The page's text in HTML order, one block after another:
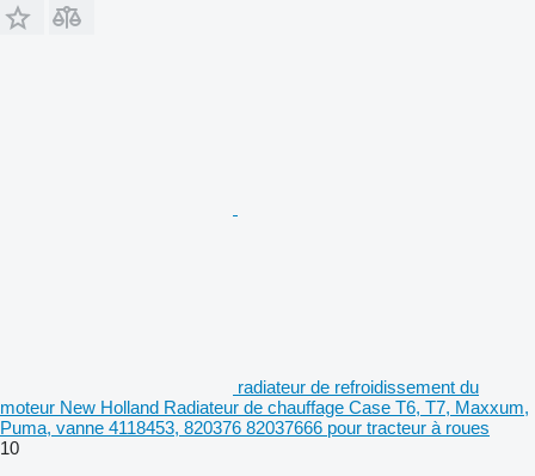
radiateur de refroidissement du
moteur New Holland Radiateur de chauffage Case T6, T7, Maxxum,
Puma, vanne 4118453, 820376 82037666 pour tracteur à roues
10